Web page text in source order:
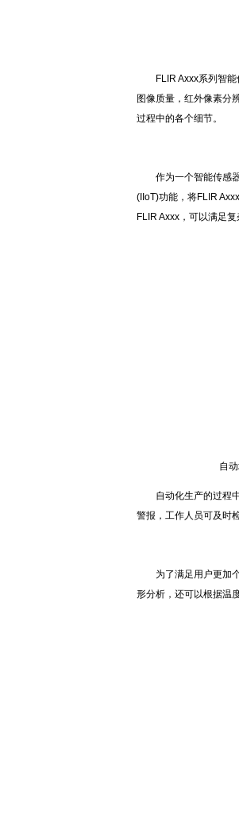
FLIR Axxx系列智能
图像质量，红外像素分
过程中的各个细节。
作为一个智能传感器
(IIoT)功能，将FLIR
FLIR Axxx，可以满足
自动填
自动化生产的过程中
警报，工作人员可及时
为了满足用户更加个
形分析，还可以根据温